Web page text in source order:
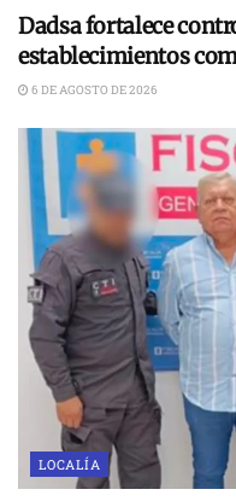
Dadsa fortalece
establecimientos
6 DE AGOSTO DE 2026
LOCALÍA